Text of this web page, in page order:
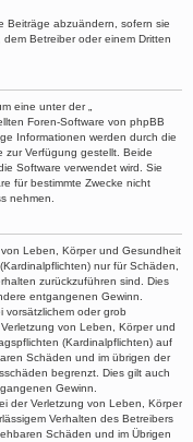
Beiträge abzuändern, sofern sie
Betreiber oder einem Dritten
eine unter der „
Foren-Software von phpBB
Informationen werden durch die
zur Verfügung gestellt. Beide
Software verwendet wird. Sie
für bestimmte Zwecke nicht
nehmen.
Leben, Körper und Gesundheit
nur für Schäden,
zurückzuführen sind. Dies
entgangenen Gewinn.
vorsätzlichem oder grob
von Leben, Körper und
(Kardinalpflichten) auf
Schäden und im übrigen der
begrenzt. Dies gilt auch
Gewinn.
der Verletzung von Leben, Körper
Verhalten des Betreibers
Schäden und im Übrigen